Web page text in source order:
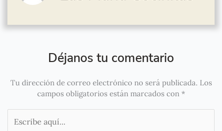
Déjanos tu comentario
Tu dirección de correo electrónico no será publicada. Los
campos obligatorios están marcados con *
aquí...